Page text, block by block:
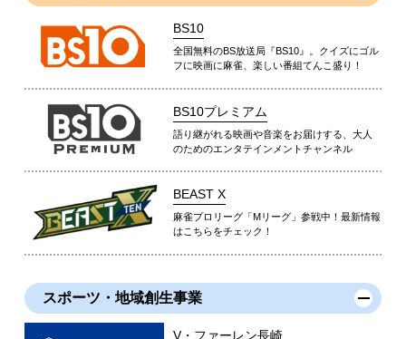
BS10
全国無料のBS放送局『BS10』。クイズにゴル
フに映画に麻雀、楽しい番組てんこ盛り！
BS10プレミアム
語り継がれる映画や音楽をお届けする、大人
のためのエンタテインメントチャンネル
BEAST X
麻雀プロリーグ「Mリーグ」参戦中！最新情報
はこちらをチェック！
スポーツ・地域創生事業
V・ファーレン長崎